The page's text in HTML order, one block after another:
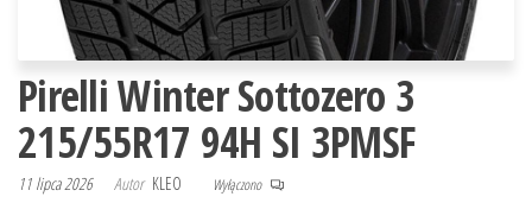
Pirelli Winter Sottozero 3
215/55R17 94H SI 3PMSF
11 lipca 2026 Autor KLEO Wyłączono